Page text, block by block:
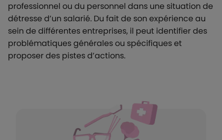
professionnel ou du personnel dans une situation de
détresse d’un salarié. Du fait de son expérience au
sein de différentes entreprises, il peut identifier des
problématiques générales ou spécifiques et
proposer des pistes d’actions.